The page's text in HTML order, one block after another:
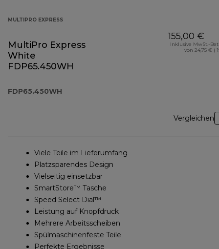
MULTIPRO EXPRESS
MultiPro Express
White
FDP65.450WH
FDP65.450WH
155,00 €
Inklusive MwSt.-
von 24,75 € (
Vergleichen
Viele Teile im Lieferumfang
Platzsparendes Design
Vielseitig einsetzbar
SmartStore™ Tasche
Speed Select Dial™
Leistung auf Knopfdruck
Mehrere Arbeitsscheiben
Spülmaschinenfeste Teile
Perfekte Ergebnisse